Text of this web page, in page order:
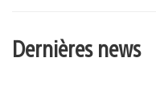
Dernières news